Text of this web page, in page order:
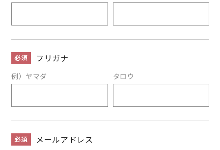
必須 フリガナ
例）ヤマダ タロウ
必須 メールアドレス